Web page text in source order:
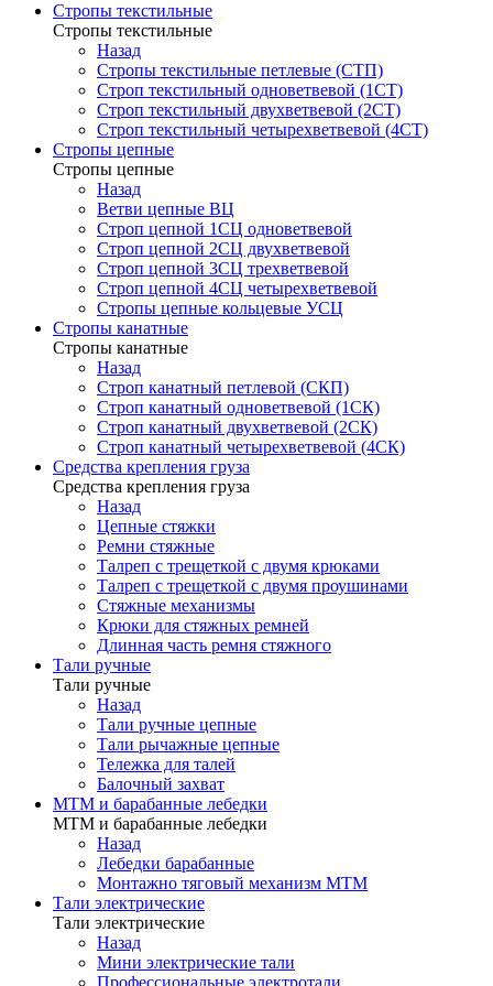
Стропы текстильные
Стропы текстильные
Назад
Стропы текстильные петлевые (СТП)
Строп текстильный одноветвевой (1СТ)
Строп текстильный двухветвевой (2СТ)
Строп текстильный четырехветвевой (4СТ)
Стропы цепные
Стропы цепные
Назад
Ветви цепные ВЦ
Строп цепной 1СЦ одноветвевой
Строп цепной 2СЦ двухветвевой
Строп цепной 3СЦ трехветвевой
Строп цепной 4СЦ четырехветвевой
Стропы цепные кольцевые УСЦ
Стропы канатные
Стропы канатные
Назад
Строп канатный петлевой (СКП)
Строп канатный одноветвевой (1СК)
Строп канатный двухветвевой (2СК)
Строп канатный четырехветвевой (4СК)
Средства крепления груза
Средства крепления груза
Назад
Цепные стяжки
Ремни стяжные
Талреп с трещеткой с двумя крюками
Талреп с трещеткой с двумя проушинами
Стяжные механизмы
Крюки для стяжных ремней
Длинная часть ремня стяжного
Тали ручные
Тали ручные
Назад
Тали ручные цепные
Тали рычажные цепные
Тележка для талей
Балочный захват
МТМ и барабанные лебедки
МТМ и барабанные лебедки
Назад
Лебедки барабанные
Монтажно тяговый механизм МТМ
Тали электрические
Тали электрические
Назад
Мини электрические тали
Профессиональные электротали